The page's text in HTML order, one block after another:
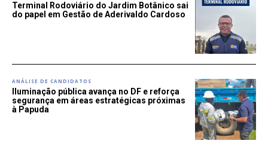
Terminal Rodoviário do Jardim Botânico sai
do papel em Gestão de Aderivaldo Cardoso
ANÁLISE DE CANDIDATOS
Iluminação pública avança no DF e reforça
segurança em áreas estratégicas próximas
à Papuda